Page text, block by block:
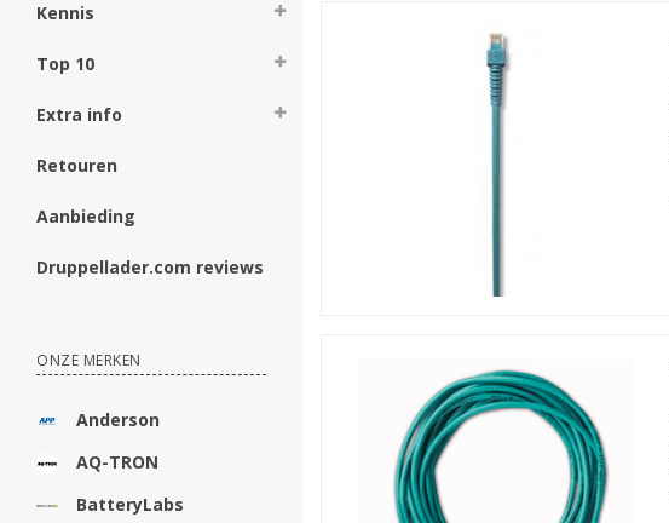
Kennis
Top 10
Extra info
Retouren
Aanbieding
Druppellader.com reviews
ONZE MERKEN
Anderson
AQ-TRON
BatteryLabs